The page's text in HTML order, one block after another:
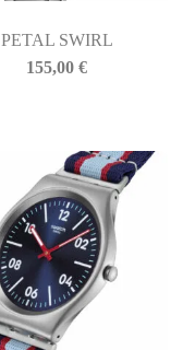
PETAL SWIRL
155,00€